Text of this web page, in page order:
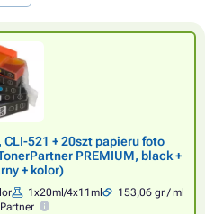
521 + 20szt papieru foto
PREMIUM, black +
+ kolor)
1x20ml/4x11ml
153,06 gr / ml